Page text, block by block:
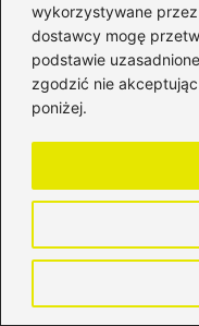
wykorzystywane
dostawcy mogę
podstawie
zgodzić nie
poniżej.
wydatków, co
Dlaczego warto
remont?
Rezerwa
podczas remontu
niespodziewane
finansowanie.
uniknąć stresu i
realizacji planu